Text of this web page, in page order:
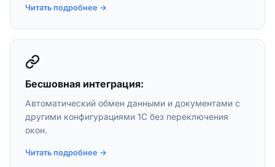
Читать подробнее →
Бесшовная интеграция:
Автоматический обмен данными и документами с
другими конфигурациями 1С без переключения
окон.
Читать подробнее →